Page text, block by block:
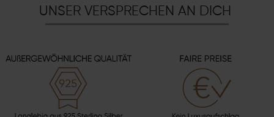
UNSER VERSPRECHEN AN DICH